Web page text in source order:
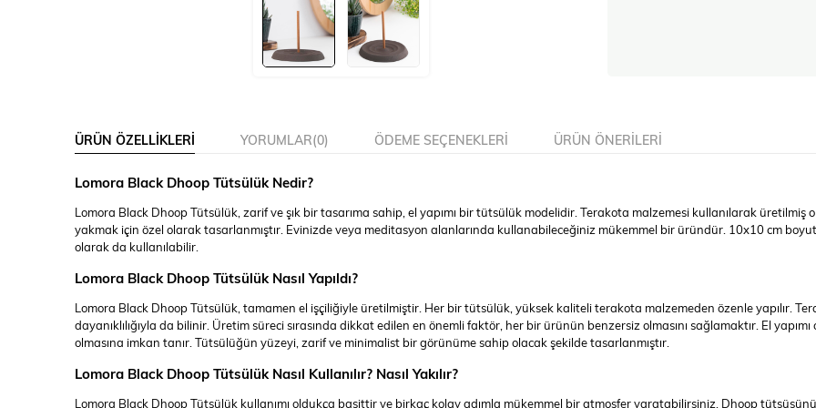
ÜRÜN ÖZELLIKLERI YORUMLAR(0) ÖDEME SEÇENEKLERI ÜRÜN ÖNERILERI
Lomora Black Dhoop Tütsülük Nedir?
Lomora Black Dhoop Tütsülük, zarif ve şık bir tasarıma sahip, el yapımı bir tütsülük modelidir. Terakota malzemesi kullanılarak
yakmak için özel olarak tasarlanmıştır. Evinizde veya meditasyon alanlarında kullanabileceğiniz mükemmel bir üründür. 10x10 cm
olarak da kullanılabilir.
Lomora Black Dhoop Tütsülük Nasıl Yapıldı?
Lomora Black Dhoop Tütsülük, tamamen el işçiliğiyle üretilmiştir. Her bir tütsülük, yüksek kaliteli terakota malzemeden özenle yapılır.
dayanıklılığıyla da bilinir. Üretim süreci sırasında dikkat edilen en önemli faktör, her bir ürünün benzersiz olmasını sağlamaktır. El
olmasına imkan tanır. Tütsülüğün yüzeyi, zarif ve minimalist bir görünüme sahip olacak şekilde tasarlanmıştır.
Lomora Black Dhoop Tütsülük Nasıl Kullanılır? Nasıl Yakılır?
Lomora Black Dhoop Tütsülük kullanımı oldukça basittir ve birkaç kolay adımla mükemmel bir atmosfer yaratabilirsiniz. Dhoop